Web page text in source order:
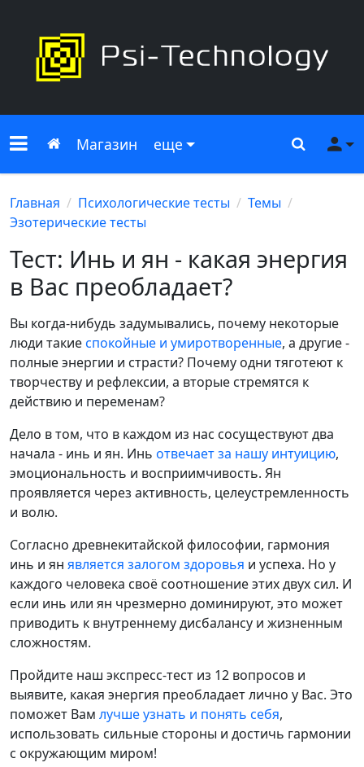
Меню сайта
Главная
Магазин еще Поиск
Главная Психологические тесты
Темы
Эзотерические тесты
Тест: Инь и ян - какая энергия
в Вас преобладает?
Вы когда-нибудь задумывались, почему некоторые
люди такиеспокойные и умиротворенные, а другие -
полные энергии и страсти? Почему одни тяготеют к
творчеству и рефлексии, а вторые стремятся к
действию и переменам?
Дело в том, что в каждом из нас сосуществуют два
начала - инь и ян. Инь отвечает за нашу интуицию,
эмоциональность и восприимчивость. Ян
проявляется через активность, целеустремленность
и волю.
Согласно древнекитайской философии, гармония
инь и ян является залогом здоровья и успеха. Но у
каждого человека своё соотношение этих двух сил. И
если инь или ян чрезмерно доминируют, это может
приводить к внутреннему дисбалансу и жизненным
сложностям.
Пройдите наш экспресс-тест из 12 вопросов и
выявите, какая энергия преобладает лично у Вас. Это
поможет Вам лучше узнать и понять себя,
использовать сильные стороны и достичь гармонии
с окружающим миром!